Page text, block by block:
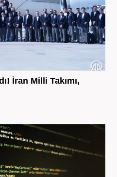
İran Milli Takımı,